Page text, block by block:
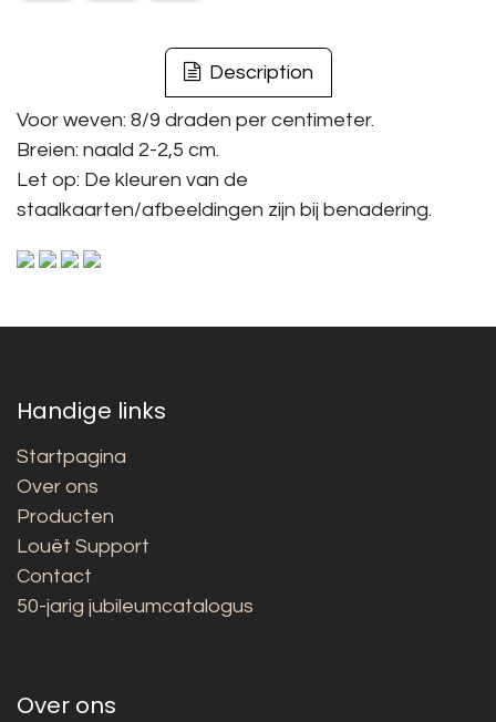
Description
Voor weven: 8/9 draden per centimeter.
Breien: naald 2-2,5 cm.
Let op: De kleuren van de
staalkaarten/afbeeldingen zijn bij benadering.
Handige links
Startpagina
Over ons
Producten
Louët Support
Contact
50-jarig jubileumcatalogus
Over ons